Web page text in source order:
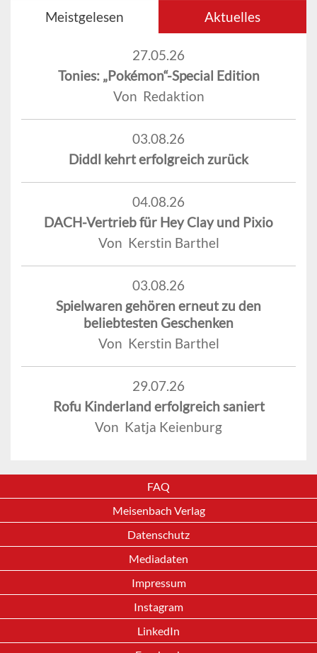
Meistgelesen Aktuelles
27.05.26
Tonies: „Pokémon“-Special Edition
Von Redaktion
03.08.26
Diddl kehrt erfolgreich zurück
04.08.26
DACH-Vertrieb für Hey Clay und Pixio
Von Kerstin Barthel
03.08.26
Spielwaren gehören erneut zu den
beliebtesten Geschenken
Von Kerstin Barthel
29.07.26
Rofu Kinderland erfolgreich saniert
Von Katja Keienburg
FAQ
Meisenbach Verlag
Datenschutz
Mediadaten
Impressum
Instagram
LinkedIn